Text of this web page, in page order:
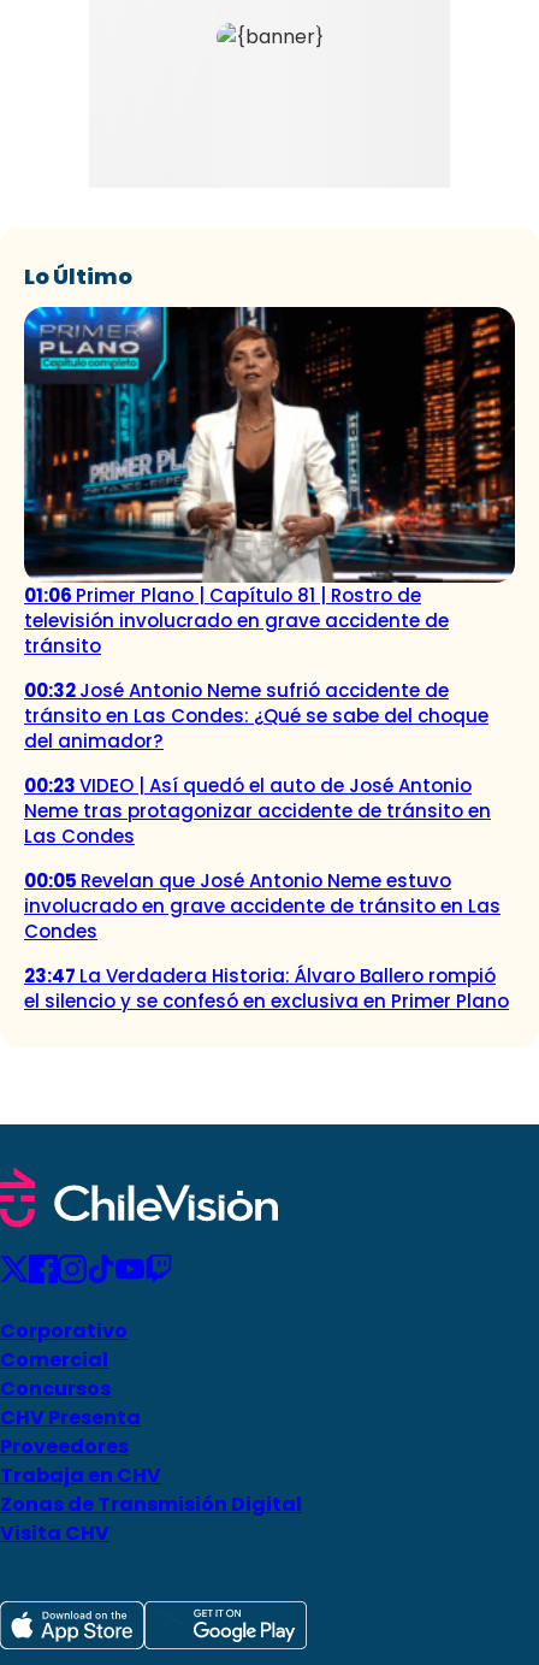
Lo Último
01:06 Primer Plano | Capítulo 81 | Rostro de
televisión involucrado en grave accidente de
tránsito
00:32José Antonio Neme sufrió accidente de
tránsito en Las Condes: ¿Qué se sabe del choque
del animador?
00:23VIDEO | Así quedó el auto de José Antonio
Neme tras protagonizar accidente de tránsito en
Las Condes
00:05 Revelan que José Antonio Neme estuvo
involucrado en grave accidente de tránsito en Las
Condes
23:47 La Verdadera Historia: Álvaro Ballero rompió
el silencio y se confesó en exclusiva en Primer Plano
Corporativo
Comercial
Concursos
CHV Presenta
Proveedores
Trabaja en CHV
Zonas de Transmisión Digital
Visita CHV